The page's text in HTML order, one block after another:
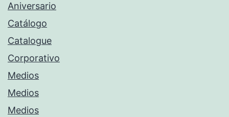
Aniversario
Catálogo
Catalogue
Corporativo
Medios
Medios
Medios